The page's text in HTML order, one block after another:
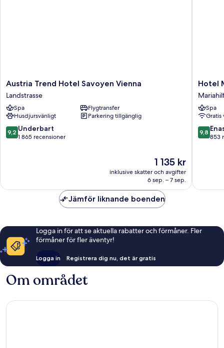
Austria
Trend
Hotel
Savoyen
Vienna
Landstrasse
Austria Trend Hotel Savoyen Vienna
Landstrasse
Spa
Flygtransfer
Husdjursvänligt
Parkering tillgänglig
9.2
av
9,2 Underbart
1 865 recensioner
Priset
1 135 kr
1 135 kr
inklusive skatter och avgifter
6 sep. – 7 sep.
Hotel
MOTTO
Mariahilf
Hotel
Spa
9.8
av
9,8
853
Jämför liknande boenden
Logga in för att se aktuella rabatter och förmåner. Fler
förmåner för fler äventyr!
Logga in Registrera dig nu, det är gratis
Om området